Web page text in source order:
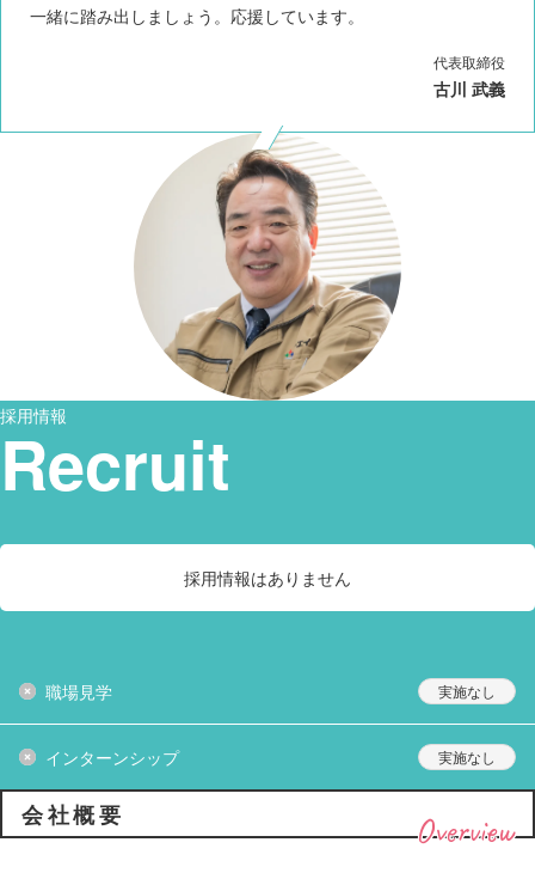
一緒に踏み出しましょう。応援しています。
代表取締役
古川 武義
採用情報
Recruit
採用情報はありません
職場見学
インターンシップ
Overview
会社概要